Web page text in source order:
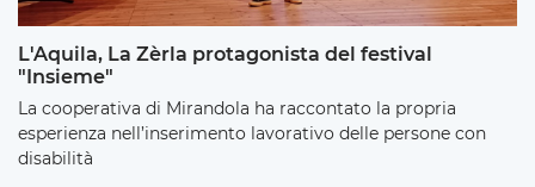
L'Aquila, La Zèrla protagonista del festival
"Insieme"
La cooperativa di Mirandola ha raccontato la propria
esperienza nell’inserimento lavorativo delle persone con
disabilità